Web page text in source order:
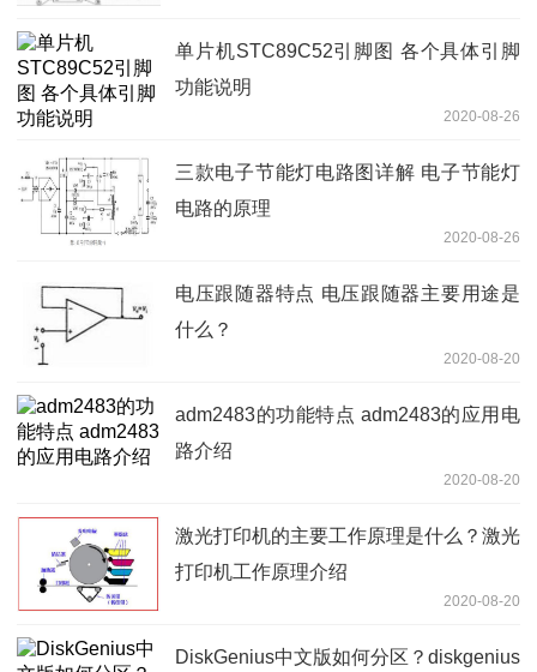
单片机STC89C52引脚图 各个具体引脚
功能说明
2020-08-26
三款电子节能灯电路图详解 电子节能灯
电路的原理
2020-08-26
电压跟随器特点 电压跟随器主要用途是
什么？
2020-08-20
adm2483的功能特点 adm2483的应用电
路介绍
2020-08-20
激光打印机的主要工作原理是什么？激光
打印机工作原理介绍
2020-08-20
DiskGenius中文版如何分区？diskgenius